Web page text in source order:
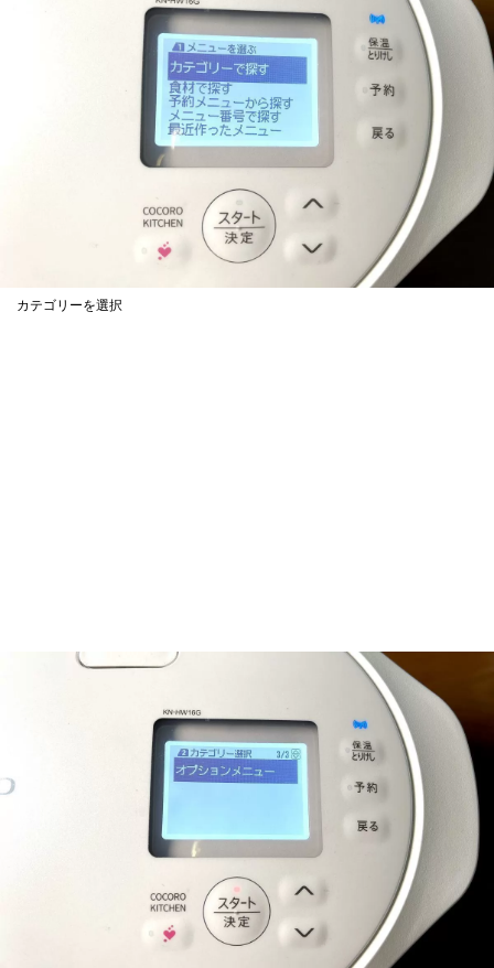
カテゴリーを選択